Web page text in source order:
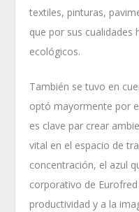
textiles, pinturas,
que por sus cualidades
ecológicos.
También se tuvo en
optó mayormente por
es clave par crear
vital en el espacio de
concentración, el azul
corporativo de
productividad y a la